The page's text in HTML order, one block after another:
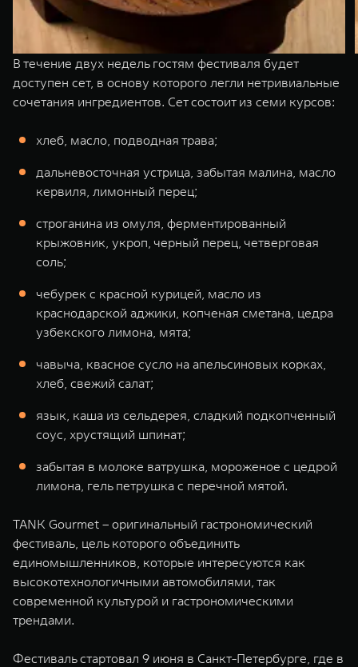
В течение двух недель гостям фестиваля будет
доступен сет, в основу которого легли нетривиальные
сочетания ингредиентов. Сет состоит из семи курсов:
хлеб, масло, подводная трава;
дальневосточная устрица, забытая малина, масло
кервиля, лимонный перец;
строганина из омуля, ферментированный
крыжовник, укроп, черный перец, четверговая
соль;
чебурек с красной курицей, масло из
краснодарской аджики, копченая сметана, цедра
узбекского лимона, мята;
чавыча, квасное сусло на апельсиновых корках,
хлеб, свежий салат;
язык, каша из сельдерея, сладкий подкопченный
соус, хрустящий шпинат;
забытая в молоке ватрушка, мороженое с цедрой
лимона, гель петрушка с перечной мятой.
TANK Gourmet – оригинальный гастрономический
фестиваль, цель которого объединить
единомышленников, которые интересуются как
высокотехнологичными автомобилями, так
современной культурой и гастрономическими
трендами.
Фестиваль стартовал 9 июня в Санкт-Петербурге, где в